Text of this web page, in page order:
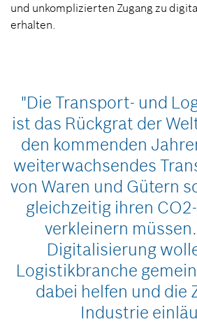
und unkomplizierten Zugang zu
erhalten.
"Die Transport- und
ist das Rückgrat der
den kommenden
weiterwachsendes
von Waren und Gütern
gleichzeitig ihren
verkleinern
Digitalisierung
Logistikbranche
dabei helfen und die
Industrie